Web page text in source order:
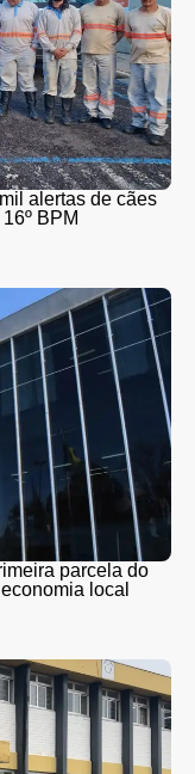
alertas de cães
BPM
parcela do
local